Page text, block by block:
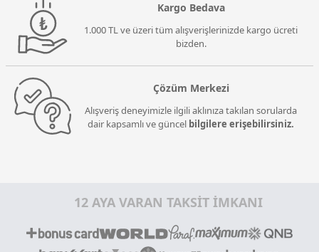
Kargo Bedava
1.000 TL ve üzeri tüm alışverişlerinizde kargo ücreti
bizden.
Çözüm Merkezi
Alışveriş deneyimizle ilgili aklınıza takılan sorularda
dair kapsamlı ve güncel bilgilere erişebilirsiniz.
12 AYA VARAN TAKSİT İMKANI